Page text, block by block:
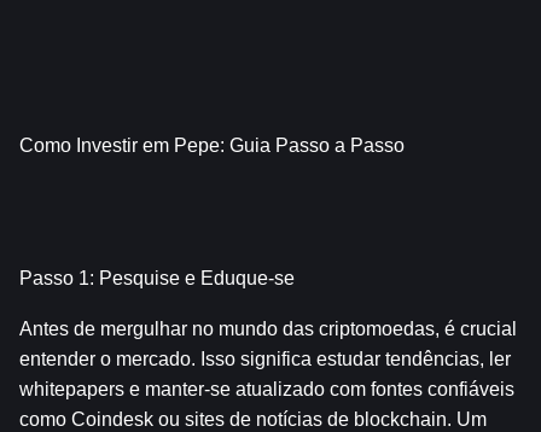
Como Investir em Pepe: Guia Passo a Passo
Passo 1: Pesquise e Eduque-se
Antes de mergulhar no mundo das criptomoedas, é crucial
entender o mercado. Isso significa estudar tendências, ler
whitepapers e manter-se atualizado com fontes confiáveis
como Coindesk ou sites de notícias de blockchain. Um